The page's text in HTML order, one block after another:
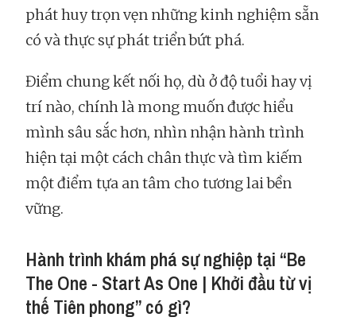
phát huy trọn vẹn những kinh nghiệm sẵn
có và thực sự phát triển bứt phá.
Điểm chung kết nối họ, dù ở độ tuổi hay vị
trí nào, chính là mong muốn được hiểu
mình sâu sắc hơn, nhìn nhận hành trình
hiện tại một cách chân thực và tìm kiếm
một điểm tựa an tâm cho tương lai bền
vững.
Hành trình khám phá sự nghiệp tại “Be
The One - Start As One | Khởi đầu từ vị
thế Tiên phong” có gì?